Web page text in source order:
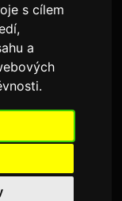
s cílem
a
v Anglii,
Je toho